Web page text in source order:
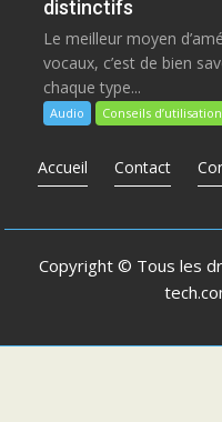
distinctifs
Le meilleur moyen
vocaux, c’est de bien
chaque type...
Audio Conseils d’utilisation
Accueil Contact
Copyright © Tous les